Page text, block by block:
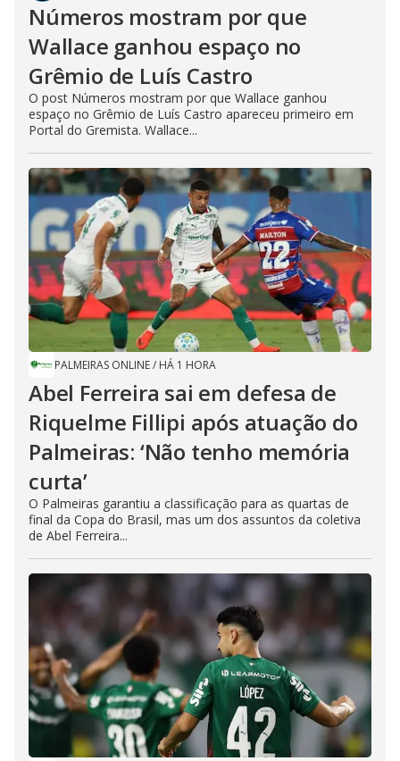
Números mostram por que
Wallace ganhou espaço no
Grêmio de Luís Castro
O post Números mostram por que Wallace ganhou
espaço no Grêmio de Luís Castro apareceu primeiro em
Portal do Gremista. Wallace...
PALMEIRAS ONLINE/ HÁ 1 HORA
Abel Ferreira sai em defesa de
Riquelme Fillipi após atuação do
Palmeiras: ‘Não tenho memória
curta’
O Palmeiras garantiu a classificação para as quartas de
final da Copa do Brasil, mas um dos assuntos da coletiva
de Abel Ferreira...